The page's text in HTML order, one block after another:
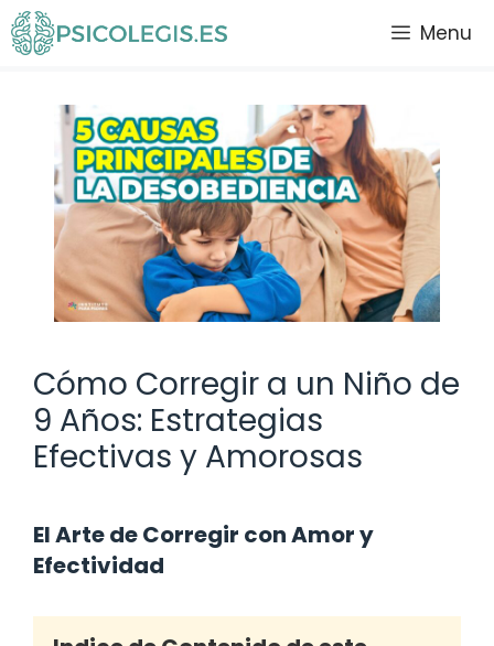
Saltar
al
Menu
Cómo Corregir a un Niño de
9 Años: Estrategias
Efectivas y Amorosas
El Arte de Corregir con Amor y
Efectividad